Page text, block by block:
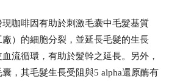
咖啡因有助於刺激毛囊中毛髮基質
廠）的細胞分裂，並延長毛髮的生長
流循環，有助於髮幹之延長。另外，
，其毛髮生長受阻與5 alpha還原酶有